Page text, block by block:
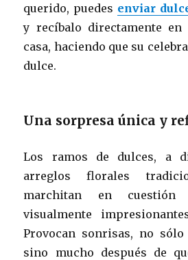
querido, puedes enviar
y recíbalo directamente
casa, haciendo que su
dulce.
Una sorpresa única y
Los ramos de dulces, a
arreglos florales
marchitan en
visualmente
Provocan sonrisas, no
sino mucho después de